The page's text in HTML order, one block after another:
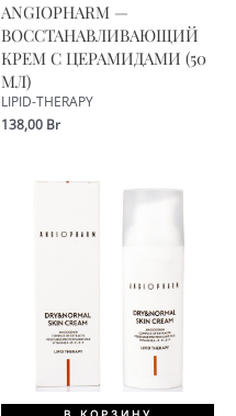
ANGIOPHARM —
ВОССТАНАВЛИВАЮЩИЙ
КРЕМ С ЦЕРАМИДАМИ (50
МЛ)
LIPID-THERAPY
138,00 Br